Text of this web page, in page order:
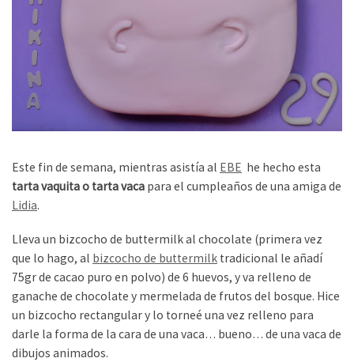
Este fin de semana, mientras asistía al EBE he hecho esta
tarta vaquita o tarta vaca para el cumpleaños de una amiga de
Lidia.
Lleva un bizcocho de buttermilk al chocolate (primera vez
que lo hago, al bizcocho de buttermilk tradicional le añadí
75gr de cacao puro en polvo) de 6 huevos, y va relleno de
ganache de chocolate y mermelada de frutos del bosque. Hice
un bizcocho rectangular y lo torneé una vez relleno para
darle la forma de la cara de una vaca… bueno… de una vaca de
dibujos animados.